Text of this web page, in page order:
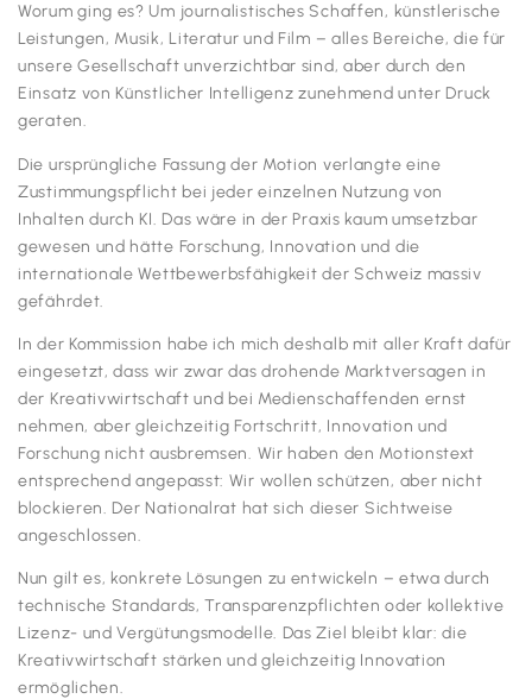
Worum ging es? Um journalistisches Schaffen, künstlerische
Leistungen, Musik, Literatur und Film – alles Bereiche, die für
unsere Gesellschaft unverzichtbar sind, aber durch den
Einsatz von Künstlicher Intelligenz zunehmend unter Druck
geraten.
Die ursprüngliche Fassung der Motion verlangte eine
Zustimmungspflicht bei jeder einzelnen Nutzung von
Inhalten durch KI. Das wäre in der Praxis kaum umsetzbar
gewesen und hätte Forschung, Innovation und die
internationale Wettbewerbsfähigkeit der Schweiz massiv
gefährdet.
In der Kommission habe ich mich deshalb mit aller Kraft dafür
eingesetzt, dass wir zwar das drohende Marktversagen in
der Kreativwirtschaft und bei Medienschaffenden ernst
nehmen, aber gleichzeitig Fortschritt, Innovation und
Forschung nicht ausbremsen. Wir haben den Motionstext
entsprechend angepasst: Wir wollen schützen, aber nicht
blockieren. Der Nationalrat hat sich dieser Sichtweise
angeschlossen.
Nun gilt es, konkrete Lösungen zu entwickeln – etwa durch
technische Standards, Transparenzpflichten oder kollektive
Lizenz- und Vergütungsmodelle. Das Ziel bleibt klar: die
Kreativwirtschaft stärken und gleichzeitig Innovation
ermöglichen.